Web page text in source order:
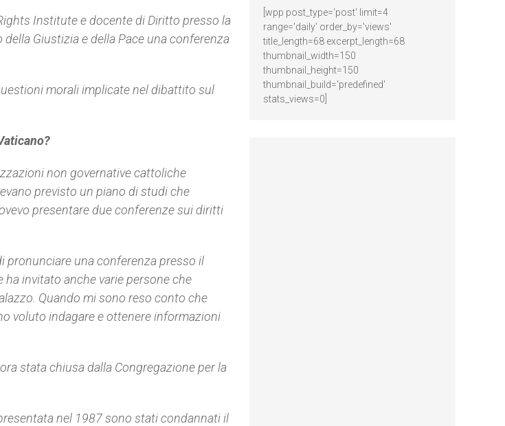
Institutee docente di Diritto presso la
Giustizia e della Pace una conferenza
morali implicate nel dibattito sul
non governative cattoliche
previsto un piano di studi che
presentare due conferenze sui diritti
pronunciare una conferenza presso il
ha invitato anche varie persone che
Quando mi sono reso conto che
voluto indagare e ottenere informazioni
stata chiusa dalla Congregazione per la
nel 1987 sono stati condannati il
[wpp post_type='post' limit=4
range='daily' order_by='views'
title_length=68 excerpt_length=68
thumbnail_width=150
thumbnail_height=150
thumbnail_build='predefined'
stats_views=0]